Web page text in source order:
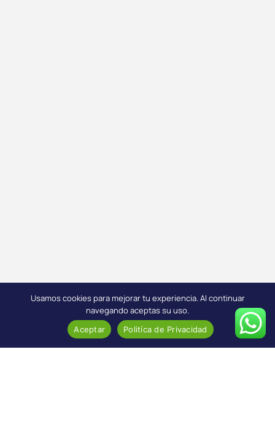
Usamos cookies para mejorar tu experiencia. Al continuar
navegando aceptas su uso.
Aceptar Politíca de Privacidad